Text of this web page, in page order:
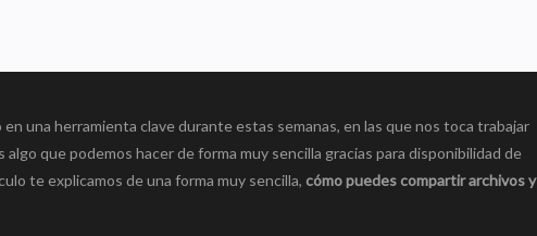
una herramienta clave durante estas semanas, en las que nos toca trabajar
que podemos hacer de forma muy sencilla gracias para disponibilidad de
te explicamos de una forma muy sencilla, cómo puedes compartir archivos y